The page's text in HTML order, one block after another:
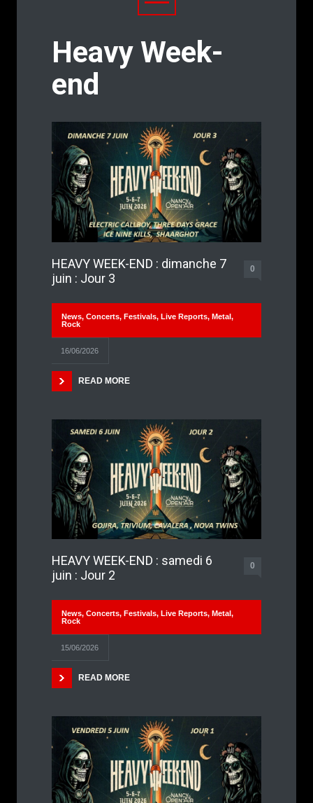
Heavy Week-
end
HEAVY WEEK-END : dimanche 7
juin : Jour 3
0
News, Concerts, Festivals, Live Reports, Metal,
Rock
16/06/2026
READ MORE
HEAVY WEEK-END : samedi 6
juin : Jour 2
0
News, Concerts, Festivals, Live Reports, Metal ,
Rock
15/06/2026
READ MORE